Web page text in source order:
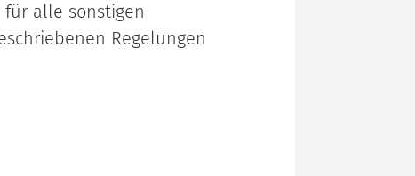
alle sonstigen
Regelungen